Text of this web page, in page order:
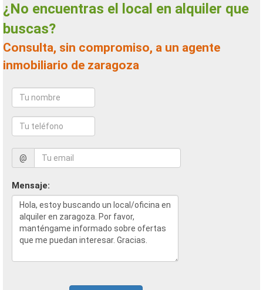
¿No encuentras el local en alquiler que
buscas?
Consulta, sin compromiso, a un agente
inmobiliario de zaragoza
@
Mensaje: